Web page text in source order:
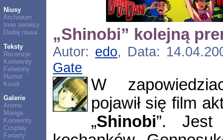
Niusy
Archiwum
Inne serwisy
Dodaj niusa
Teksty
Recenzje
Konwenty
Felietony
Humor
Kiosk
Galerie
Anime
Manga
Konwenty
Cosplay
Fanarty
„Shinobi” kolejną
Autor: edo, Data:
Gate
W
pojawił się film
„Shinobi”. Jest